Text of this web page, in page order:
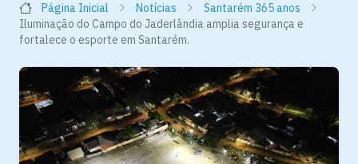
Página Inicial Notícias
Santarém 365 anos
Iluminação do Campo do Jaderlândia amplia segurança e
fortalece o esporte em Santarém.